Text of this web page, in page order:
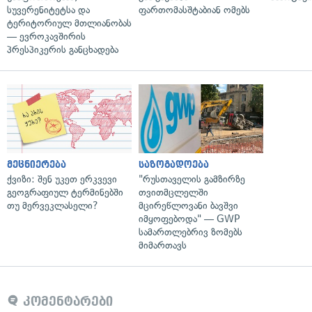
სუვერენიტეტსა და
ტერიტორიულ მთლიანობას
— ევროკავშირის
პრესპიკერის განცხადება
ფართომასშტაბიან ომებს
მეცნიერება
ქვიზი: შენ უკეთ ერკვევი
გეოგრაფიულ ტერმინებში
თუ მერვეკლასელი?
საზოგადოება
"რუსთაველის გამზირზე
თვითმცლელში
მცირეწლოვანი ბავშვი
იმყოფებოდა" — GWP
სამართლებრივ ზომებს
მიმართავს
კომენტარები